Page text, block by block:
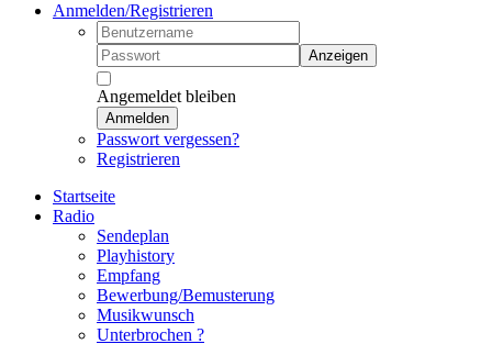
Anmelden/Registrieren
Anzeigen
Angemeldet bleiben
Anmelden
Passwort vergessen?
Registrieren
Startseite
Radio
Sendeplan
Playhistory
Empfang
Bewerbung/Bemusterung
Musikwunsch
Unterbrochen ?